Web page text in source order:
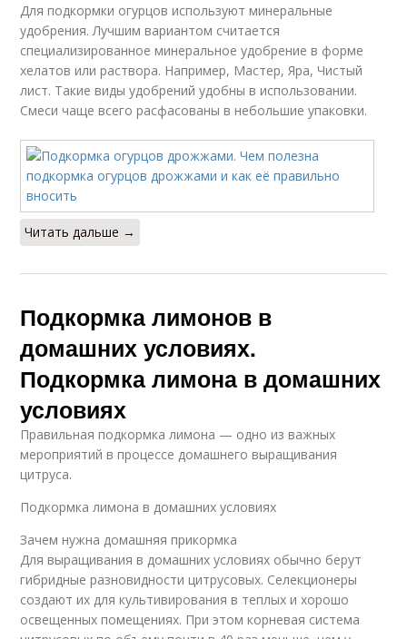
Для подкормки огурцов используют минеральные
удобрения. Лучшим вариантом считается
специализированное минеральное удобрение в форме
хелатов или раствора. Например, Мастер, Яра, Чистый
лист. Такие виды удобрений удобны в использовании.
Смеси чаще всего расфасованы в небольшие упаковки.
Читать дальше →
Подкормка лимонов в
домашних условиях.
Подкормка лимона в домашних
условиях
Правильная подкормка лимона — одно из важных
мероприятий в процессе домашнего выращивания
цитруса.
Подкормка лимона в домашних условиях
Зачем нужна домашняя прикормка
Для выращивания в домашних условиях обычно берут
гибридные разновидности цитрусовых. Селекционеры
создают их для культивирования в теплых и хорошо
освещенных помещениях. При этом корневая система